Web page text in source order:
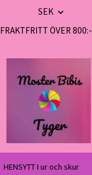
SEK
FRAKTFRITT ÖVER 800:-
HENSYTT I ur och skur